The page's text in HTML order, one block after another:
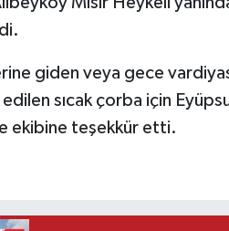
giden veya gece
sıcak çorba için
ekibine teşekkür etti.